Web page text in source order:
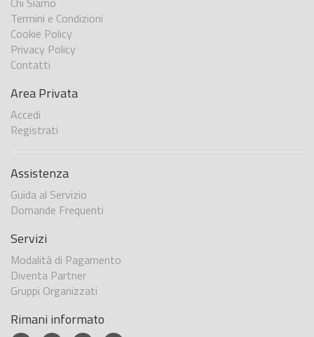
Termini e Condizioni
Cookie Policy
Privacy Policy
Contatti
Area Privata
Accedi
Registrati
Assistenza
Guida al Servizio
Domande Frequenti
Servizi
Modalità di Pagamento
Diventa Partner
Gruppi Organizzati
Rimani informato